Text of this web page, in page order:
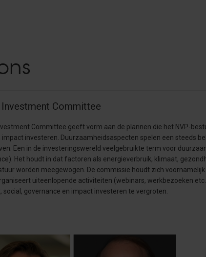
Committee
Committee geeft vorm aan de plannen die het NVP-
investeren. Duurzaamheidsaspecten spelen een steeds
Een in de investeringswereld veelgebruikte term voor
Het houdt in dat factoren als energieverbruik, klimaat,
worden meegewogen. De commissie houdt zich
uiteenlopende activiteiten (webinars, werkbezoeken
social, governance en impact investeren te vergroten.